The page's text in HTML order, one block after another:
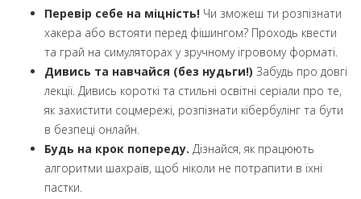
Перевір себе на міцність! Чи зможеш ти розпізнати
хакера або встояти перед фішингом? Проходь квести
та грай на симуляторах у зручному ігровому форматі.
Дивись та навчайся (без нудьги!) Забудь про довгі
лекції. Дивись короткі та стильні освітні серіали про те,
як захистити соцмережі, розпізнати кібербулінг та бути
в безпеці онлайн.
Будь на крок попереду. Дізнайся, як працюють
алгоритми шахраїв, щоб ніколи не потрапити в їхні
пастки.